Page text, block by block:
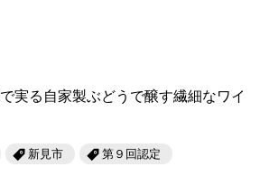
ふるさと散歩
日本グループのおみやげ開発
ふるさとあっ晴れ認定
実る自家製ぶどうで醸す繊細なワイ
新見市 第９回認定